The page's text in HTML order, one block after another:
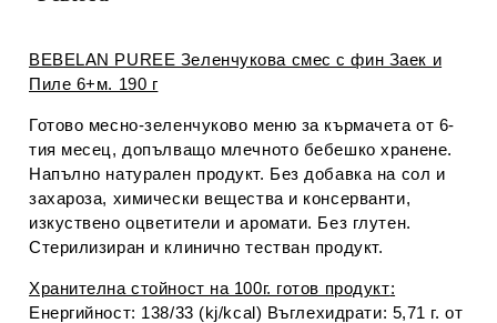
BEBELAN PUREE Зеленчукова смес с фин Заек и
Пиле 6+м. 190 г
Готово месно-зеленчуково меню за кърмачета от 6-
тия месец, допълващо млечното бебешко хранене.
Напълно натурален продукт. Без добавка на сол и
захароза, химически вещества и консерванти,
изкуствено оцветители и аромати. Без глутен.
Стерилизиран и клинично тестван продукт.
Хранителна стойност на 100г. готов продукт:
Енергийност: 138/33 (kj/kcal) Въглехидрати: 5,71 г. от